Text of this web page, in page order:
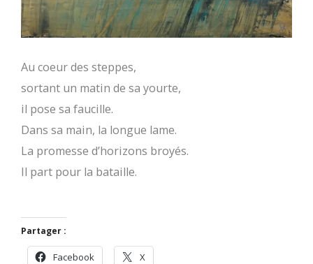
Au coeur des steppes,
sortant un matin de sa yourte,
il pose sa faucille.
Dans sa main, la longue lame.
La promesse d’horizons broyés.
Il part pour la bataille.
Partager :
Facebook X